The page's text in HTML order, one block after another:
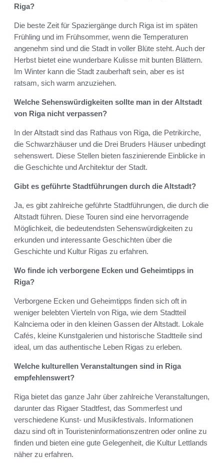
Riga?
Die beste Zeit für Spaziergänge durch Riga ist im späten
Frühling und im Frühsommer, wenn die Temperaturen
angenehm sind und die Stadt in voller Blüte steht. Auch der
Herbst bietet eine wunderbare Kulisse mit bunten Blättern.
Im Winter kann die Stadt zauberhaft sein, aber es ist
ratsam, sich warm anzuziehen.
Welche Sehenswürdigkeiten sollte man in der Altstadt
von Riga nicht verpassen?
In der Altstadt sind das Rathaus von Riga, die Petrikirche,
die Schwarzhäuser und die Drei Bruders Häuser unbedingt
sehenswert. Diese Stellen bieten faszinierende Einblicke in
die Geschichte und Architektur der Stadt.
Gibt es geführte Stadtführungen durch die Altstadt?
Ja, es gibt zahlreiche geführte Stadtführungen, die durch die
Altstadt führen. Diese Touren sind eine hervorragende
Möglichkeit, die bedeutendsten Sehenswürdigkeiten zu
erkunden und interessante Geschichten über die
Geschichte und Kultur Rigas zu erfahren.
Wo finde ich verborgene Ecken und Geheimtipps in
Riga?
Verborgene Ecken und Geheimtipps finden sich oft in
weniger belebten Vierteln von Riga, wie dem Stadtteil
Kalnciema oder in den kleinen Gassen der Altstadt. Lokale
Cafés, kleine Kunstgalerien und historische Stadtteile sind
ideal, um das authentische Leben Rigas zu erleben.
Welche kulturellen Veranstaltungen sind in Riga
empfehlenswert?
Riga bietet das ganze Jahr über zahlreiche Veranstaltungen,
darunter das Rigaer Stadtfest, das Sommerfest und
verschiedene Kunst- und Musikfestivals. Informationen
dazu sind oft in Touristeninformationszentren oder online zu
finden und bieten eine gute Gelegenheit, die Kultur Lettlands
näher zu erfahren.